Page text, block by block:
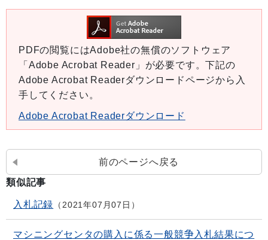
PDFの閲覧にはAdobe社の無償のソフトウェア
「Adobe Acrobat Reader」が必要です。下記の
Adobe Acrobat Readerダウンロードページから入
手してください。
Adobe Acrobat Readerダウンロード
前のページへ戻る
類似記事
入札記録 2021年07月07日
マシニングセンタの購入に係る一般競争入札結果につ